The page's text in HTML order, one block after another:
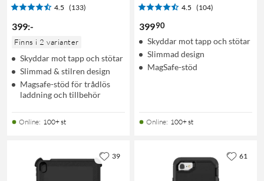
4.5 (133)
399:-
Finns i 2 varianter
Skyddar mot tapp och stötar
Slimmad & stilren design
Magsafe-stöd för trådlös
laddning och tillbehör
Online: 100+ st
4.5 (104)
39990
Skyddar mot tapp och stötar
Slimmad design
MagSafe-stöd
Online: 100+ st
39 61